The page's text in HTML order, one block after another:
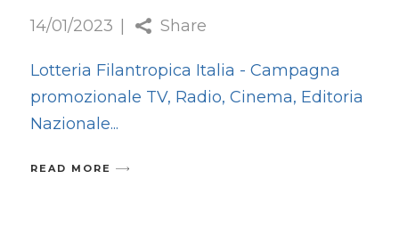
14/01/2023 Share
Lotteria Filantropica Italia - Campagna
promozionale TV, Radio, Cinema, Editoria
Nazionale
READ MORE